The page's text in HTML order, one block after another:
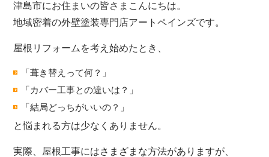
津島市にお住まいの皆さまこんにちは。
地域密着の外壁塗装専門店アートペインズです。
屋根リフォームを考え始めたとき、
「葺き替えって何？」
「カバー工事との違いは？」
「結局どっちがいいの？」
と悩まれる方は少なくありません。
実際、屋根工事にはさまざまな方法がありますが、